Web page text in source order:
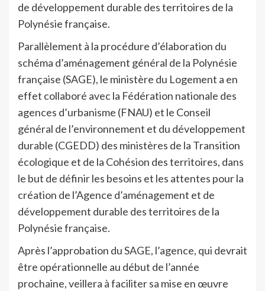
de développement durable des territoires de la
Polynésie française.
Parallèlement à la procédure d’élaboration du
schéma d’aménagement général de la Polynésie
française (SAGE), le ministère du Logement a en
effet collaboré avec la Fédération nationale des
agences d’urbanisme (FNAU) et le Conseil
général de l’environnement et du développement
durable (CGEDD) des ministères de la Transition
écologique et de la Cohésion des territoires, dans
le but de définir les besoins et les attentes pour la
création de l’Agence d’aménagement et de
développement durable des territoires de la
Polynésie française.
Après l’approbation du SAGE, l’agence, qui devrait
être opérationnelle au début de l’année
prochaine, veillera à faciliter sa mise en œuvre